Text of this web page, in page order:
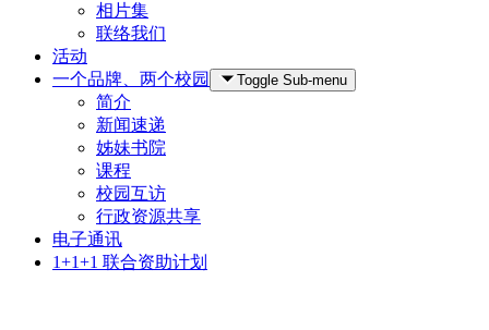
相片集
联络我们
活动
一个品牌、两个校园
Toggle Sub-menu
简介
新闻速递
姊妹书院
课程
校园互访
行政资源共享
电子通讯
1+1+1 联合资助计划